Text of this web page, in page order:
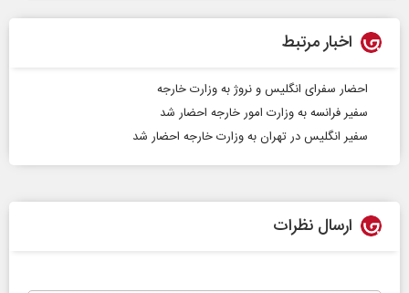
اخبار مرتبط
احضار سفرای انگلیس و نروژ به وزارت خارجه
سفیر فرانسه به وزارت امور خارجه احضار شد
سفیر انگلیس در تهران به وزارت خارجه احضار شد
ارسال نظرات